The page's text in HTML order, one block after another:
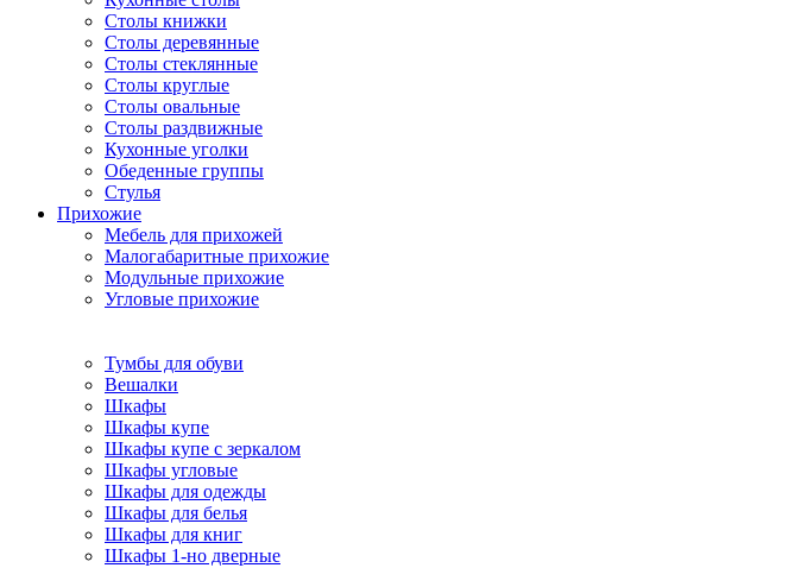
Столы книжки
Столы деревянные
Столы стеклянные
Столы круглые
Столы овальные
Столы раздвижные
Кухонные уголки
Обеденные группы
Стулья
Прихожие
Мебель для прихожей
Малогабаритные прихожие
Модульные прихожие
Угловые прихожие
Тумбы для обуви
Вешалки
Шкафы
Шкафы купе
Шкафы купе с зеркалом
Шкафы угловые
Шкафы для одежды
Шкафы для белья
Шкафы для книг
Шкафы 1-но дверные